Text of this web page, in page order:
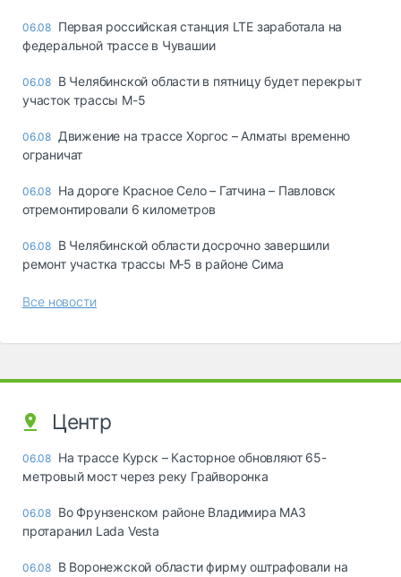
06.08 Первая российская станция LTE заработала на
федеральной трассе в Чувашии
06.08 В Челябинской области в пятницу будет перекрыт
участок трассы М-5
06.08 Движение на трассе Хоргос – Алматы временно
ограничат
06.08 На дороге Красное Село – Гатчина – Павловск
отремонтировали 6 километров
06.08 В Челябинской области досрочно завершили
ремонт участка трассы М‑5 в районе Сима
Все новости
Центр
06.08 На трассе Курск – Касторное обновляют 65-
метровый мост через реку Грайворонка
06.08 Во Фрунзенском районе Владимира МАЗ
протаранил Lada Vesta
06.08 В Воронежской области фирму оштрафовали на